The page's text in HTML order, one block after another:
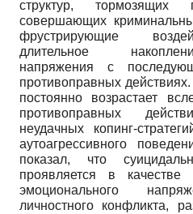
структур, тормозящих
совершающих
фрустрирующие
длительное
напряжения с
противоправных
постоянно возрастает
противоправных
неудачных копинг-
аутоагрессивного
показал, что
проявляется в качестве
эмоционального
личностного конфликта,